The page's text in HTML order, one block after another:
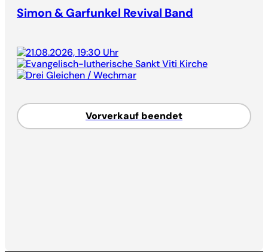
Simon & Garfunkel Revival Band
21.08.2026, 19:30 Uhr
Evangelisch-lutherische Sankt Viti Kirche
Drei Gleichen / Wechmar
Vorverkauf beendet